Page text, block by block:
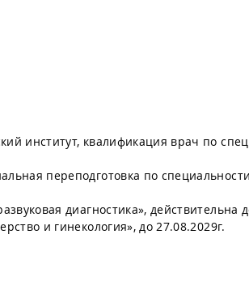
институт, квалификация врач по
переподготовка по специальности
диагностика», действительна
и гинекология», до 27.08.2029г.